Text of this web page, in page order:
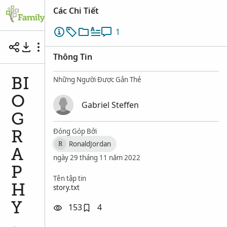
BIOGRAPHY
BI
O
G
R
A
P
H
Y
Các Chi Tiết
1
Thông Tin
Những Người Được Gắn Thẻ
Gabriel Steffen
Đóng Góp Bởi
R
RonaldJordan
ngày 29 tháng 11 năm 2022
Tên tập tin
story.txt
153 4